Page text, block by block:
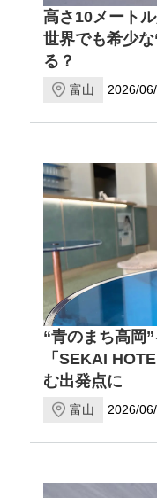
高さ10メート
世界でも希少
る？
富山 2026/
“青のまち高岡
「SEKAI
む出発点に
富山 2026/